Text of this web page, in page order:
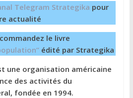
Telegram Strategika pour
actualité
le livre
édité par Strategika
une organisation américaine
des activités du
fondée en 1994.